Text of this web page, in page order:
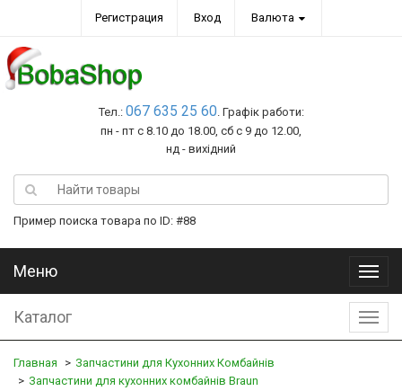
Регистрация Вход Валюта
Тел.: 067 635 25 60. Графік работи:
пн - пт с 8.10 до 18.00, сб с 9 до 12.00,
нд - вихідний
Пример поиска товара по ID: #88
Меню
Меню
Каталог
Главная
Запчастини для Кухонних Комбайнів
Запчастини для кухонних комбайнів Braun